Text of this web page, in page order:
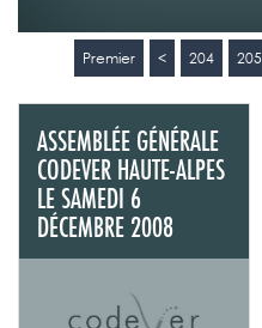
Premier < 204 205
ASSEMBLÉE GÉNÉRALE
CODEVER HAUTE-ALPES
LE SAMEDI 6
DÉCEMBRE 2008